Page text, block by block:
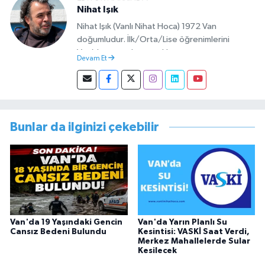
Nihat Işık
Nihat Işık (Vanlı Nihat Hoca) 1972 Van
doğumludur. İlk/Orta/Lise öğrenimlerini
Van’da tamamlamıştır. Hacettepe mezunu
başlamıştır. Asteğmen olarak yaptığı vatani
görevi dönüşü Van Sosyal Hizmetler İl
görevini yürütürken istifa edip sosyal medyayı
tercih etmiştir.
Devam Et
Bunlar da ilginizi çekebilir
Van'da 19 Yaşındaki Gencin
Cansız Bedeni Bulundu
Van'da Yarın Planlı Su
Kesintisi: VASKİ Saat Verdi,
Merkez Mahallelerde Sular
Kesilecek